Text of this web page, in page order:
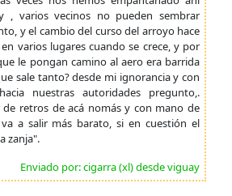
, varios vecinos no pueden sembrar
y el cambio del curso del arroyo hace
varios lugares cuando se crece, y por
le pongan camino al aero era barrida
sale tanto? desde mi ignorancia y con
nuestras autoridades pregunto,.
retros de acá nomás y con mano de
a salir más barato, si en cuestión el
zanja".
Enviado por: cigarra (xl) desde viguay